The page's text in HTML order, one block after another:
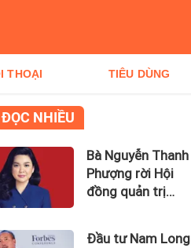
THOẠI TIÊU DÙNG
NHIỀU
Bà Nguyễn Thanh
Phượng rời Hội
đồng quản trị
Việt (BVBank)
Đầu tư Nam Long